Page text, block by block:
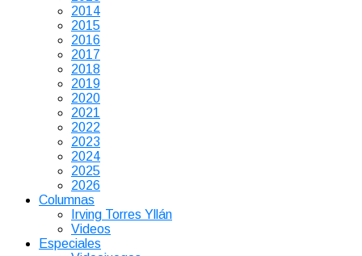
2014
2015
2016
2017
2018
2019
2020
2021
2022
2023
2024
2025
2026
Columnas
Irving Torres Yllán
Videos
Especiales